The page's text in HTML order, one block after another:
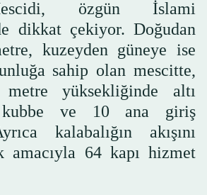
özgün İslami
dikkat çekiyor. Doğudan
kuzeyden güneye ise
sahip olan mescitte,
yüksekliğinde altı
ve 10 ana giriş
kalabalığın akışını
amacıyla 64 kapı hizmet